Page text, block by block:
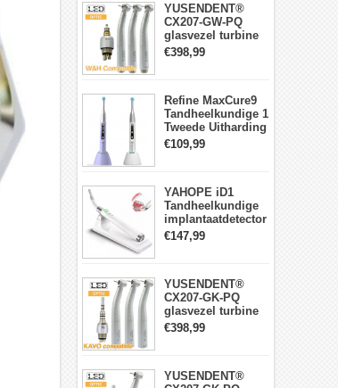
YUSENDENT®
CX207-GW-PQ
glasvezel turbine
handstuk W&H
compatibel
€398,99
Refine MaxCure9
Tandheelkundige 1
Tweede Uitharding
LED-
uithardingslamp
€109,99
YAHOPE iD1
Tandheelkundige
implantaatdetector
implantaatlocator
slimme
€147,99
YUSENDENT®
CX207-GK-PQ
glasvezel turbine
handstuk KAVO-
compatibel
x3)
€398,99
YUSENDENT®